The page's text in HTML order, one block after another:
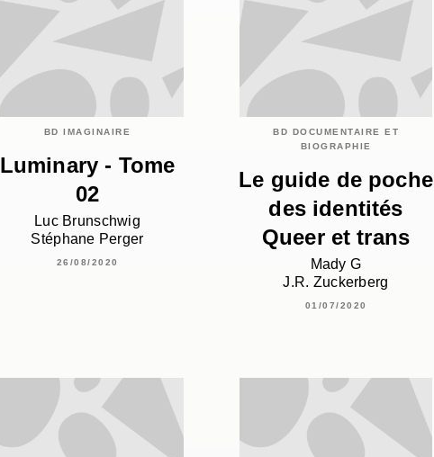
BD IMAGINAIRE
Luminary - Tome
02
Luc Brunschwig
Stéphane Perger
26/08/2020
BD DOCUMENTAIRE ET
BIOGRAPHIE
Le guide de poche
des identités
Queer et trans
Mady G
J.R. Zuckerberg
01/07/2020